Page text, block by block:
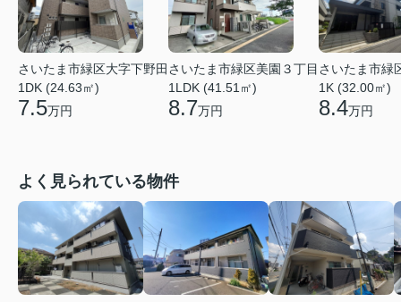
さいたま市緑区大字下野田
1DK (24.63㎡)
7.5万円
さいたま市緑区美園３丁目
1LDK (41.51㎡)
8.7万円
さいたま市緑
1K (32.00㎡)
8.4万円
よく見られている物件